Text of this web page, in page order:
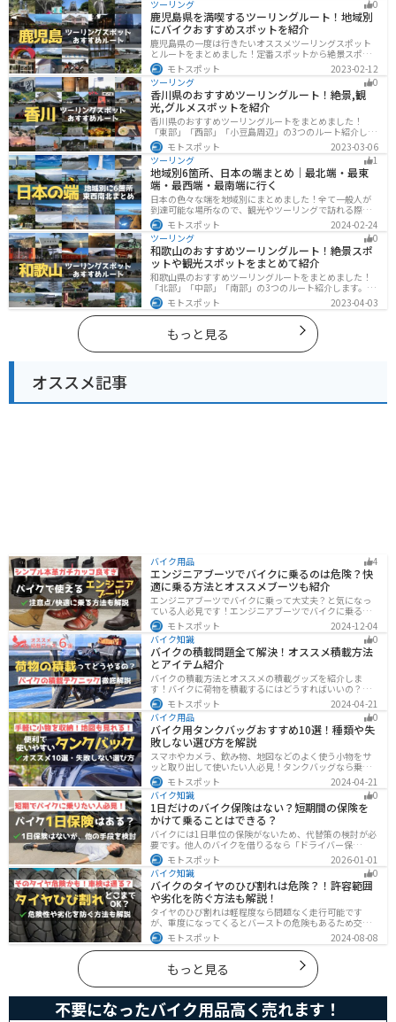
楽しめるツーリングスポットまで多数あります。バイク
で神奈川県にツーリングに行く際は参考にしてくださ
い。
ツーリング 0
鹿児島県を満喫するツーリングルート！地域別
にバイクおすすめスポットを紹介
鹿児島県の一度は行きたいオススメツーリングスポット
とルートをまとめました！定番スポットから絶景スポッ
ト、温泉、山、海、グルメなど様々なジャンルで楽しめ
ます。バイクで鹿児島ツーリングに行こうと思っている
人は、参考にしてください。
モトスポット
2023-02-12
ツーリング
0
香川県のおすすめツーリングルート！絶景,観
光,グルメスポットを紹介
香川県のおすすめツーリングルートをまとめました！
「東部」「西部」「小豆島周辺」の3つのルート紹介しま
す。自然豊かな山から海、絶品グルメを満喫するツーリ
ングができます。バイクで香川県にツーリングに行く際
は参考にしてください。
モトスポット
2023-03-06
ツーリング
1
地域別6箇所、日本の端まとめ｜最北端・最東
端・最西端・最南端に行く
日本の色々な端を地域別にまとめました！全て一般人が
到達可能な場所なので、観光やツーリングで訪れる際の
参考にしてください。
モトスポット
2024-02-24
ツーリング
0
和歌山のおすすめツーリングルート！絶景スポ
ットや観光スポットをまとめて紹介
和歌山県のおすすめツーリングルートをまとめました！
「北部」「中部」「南部」の3つのルート紹介します。海
と山に囲まれた自然豊かなエリアが広がり、様々な楽し
み方ができます。バイクで和歌山県にツーリングに行く
際は参考にしてください。
モトスポット 2023-04-03
もっと見る
オススメ記事
バイク用品 4
エンジニアブーツでバイクに乗るのは危険？快
適に乗る方法とオススメブーツも紹介
エンジニアブーツでバイクに乗って大丈夫？と気になっ
ている人必見です！エンジニアブーツでバイクに乗るメ
リットデメリット、おすすめのブーツまで徹底解説しま
す。ファッション性が高く、バイクに乗っている時もそ
うじゃない時もかっこよくキメたい人にオススメです。
モトスポット
2024-12-04
バイク知識
0
バイクの積載問題全て解決！オススメ積載方法
とアイテム紹介
バイクの積載方法とオススメの積載グッズを紹介しま
す！バイクに荷物を積載するにはどうすればいいの？と
いう疑問はこれで解決！通勤や日帰りツーリング、キャ
ンプツーリングなど用途別にオススメの積載方法を解説
します！オススメの積載アイテムも紹介するので、バイ
クの積載に悩んでいる方は参考にしてください。
モトスポット
2024-04-21
バイク用品
0
バイク用タンクバッグおすすめ10選！種類や失
敗しない選び方を解説
スマホやカメラ、飲み物、地図などのよく使う小物をサ
ッと取り出して使いたい人必見！タンクバッグなら乗車
中でも簡単に荷物を確認できます。脱着もマグネットや
吸盤でつけるだけで非常に簡単、しっかり固定したい人
はベルトを使うこともできます。
モトスポット
2024-04-21
バイク知識
0
1日だけのバイク保険はない？短期間の保険を
かけて乗ることはできる？
バイクには1日単位の保険がないため、代替策の検討が必
要です。他人のバイクを借りるなら「ドライバー保
険」、125cc以下で家族が車持ちなら「ファミリーバイク
特約」、自身のバイクなら「バイク保険の短期加入」が
有効です。手間を省くなら、任意保険込みの「レンタル
バイク」も選べます。
モトスポット
2026-01-01
バイク知識
0
バイクのタイヤのひび割れは危険？！許容範囲
や劣化を防ぐ方法も解説！
タイヤのひび割れは軽程度なら問題なく走行可能です
が、重度になってくるとバーストの危険もあるため交換
が必要です。どの程度なら大丈夫なのか、タイヤのひび
割れを防ぐ方法などまとめました。快適安全にバイクに
乗るためにもしっかりとチェックしておきましょう。
モトスポット 2024-08-08
もっと見る
不要になったバイク用品高く売れます！